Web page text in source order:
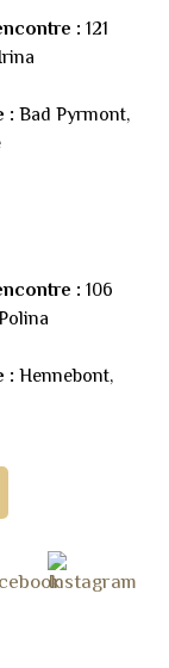
: 121
Irina
: Bad Pyrmont,
: 106
: Hennebont,